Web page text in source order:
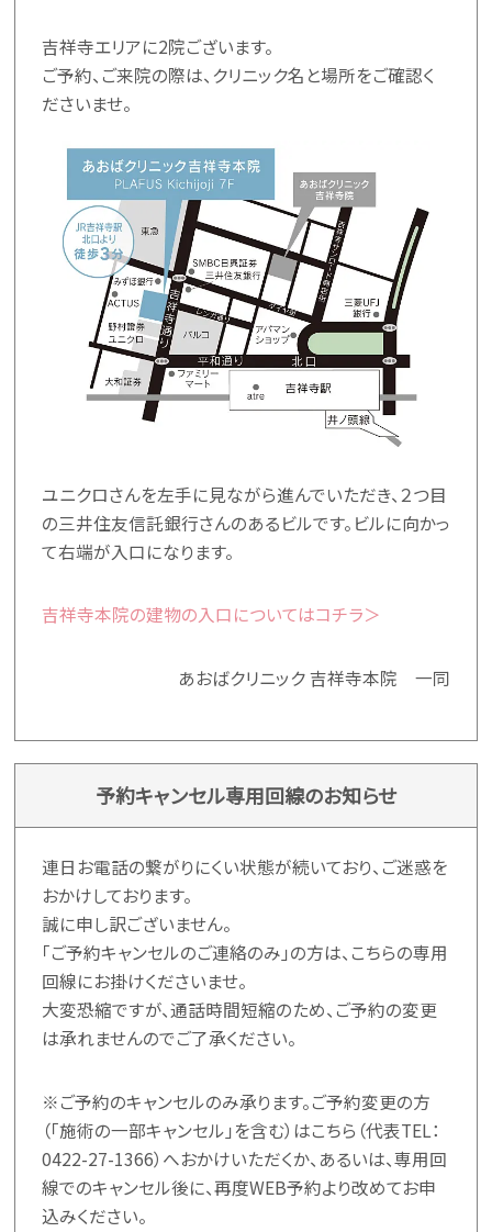
吉祥寺エリアに2院ございます。
ご予約、ご来院の際は、クリニック名と場所をご確認く
ださいませ。
ユニクロさんを左手に見ながら進んでいただき、２つ目
の三井住友信託銀行さんのあるビルです。ビルに向かっ
て右端が入口になります。
吉祥寺本院の建物の入口についてはコチラ＞
あおばクリニック 吉祥寺本院 一同
予約キャンセル専用回線のお知らせ
連日お電話の繋がりにくい状態が続いており、ご迷惑を
おかけしております。
誠に申し訳ございません。
「ご予約キャンセルのご連絡のみ」の方は、こちらの専用
回線にお掛けくださいませ。
大変恐縮ですが、通話時間短縮のため、ご予約の変更
は承れませんのでご了承ください。
※ご予約のキャンセルのみ承ります。ご予約変更の方
（「施術の一部キャンセル」を含む）はこちら（代表TEL：
0422-27-1366）へおかけいただくか、あるいは、専用回
線でのキャンセル後に、再度WEB予約より改めてお申
込みください。